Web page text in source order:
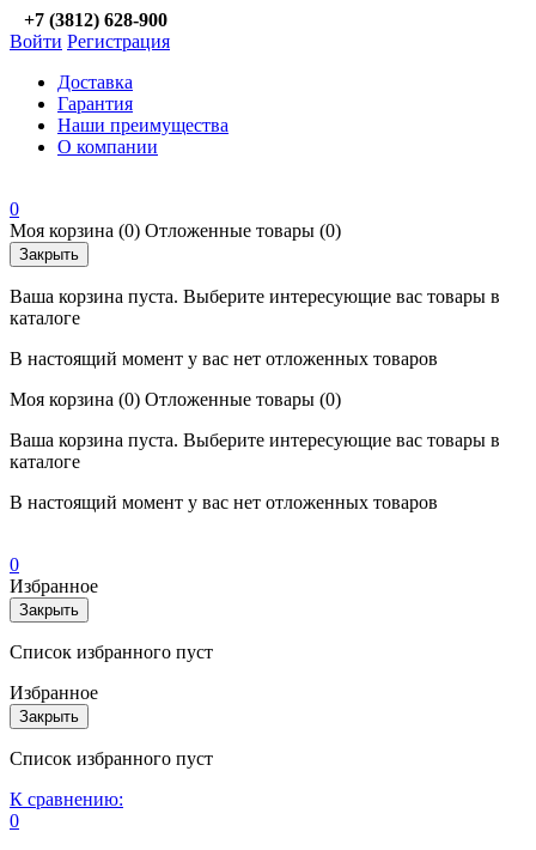
+7 (3812) 628-900
Войти Регистрация
Доставка
Гарантия
Наши преимущества
О компании
0
Моя корзина (0) Отложенные товары (0)
Закрыть
Ваша корзина пуста. Выберите интересующие вас товары в
каталоге
В настоящий момент у вас нет отложенных товаров
Моя корзина (0) Отложенные товары (0)
Ваша корзина пуста. Выберите интересующие вас товары в
каталоге
В настоящий момент у вас нет отложенных товаров
0
Избранное
Закрыть
Список избранного пуст
Избранное
Закрыть
Список избранного пуст
К сравнению:
0